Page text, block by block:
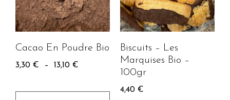
Cacao En Poudre Bio
3,30 € – 13,10 €
Biscuits – Les
Marquises Bio –
100gr
4,40 €